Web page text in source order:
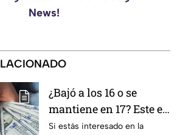
News!
¿Bajó a los 16 o se
mantiene en 17? Este es
el precio del dólar en
Si estás interesado en la